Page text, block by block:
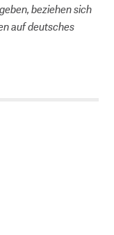
beziehen sich
auf deutsches